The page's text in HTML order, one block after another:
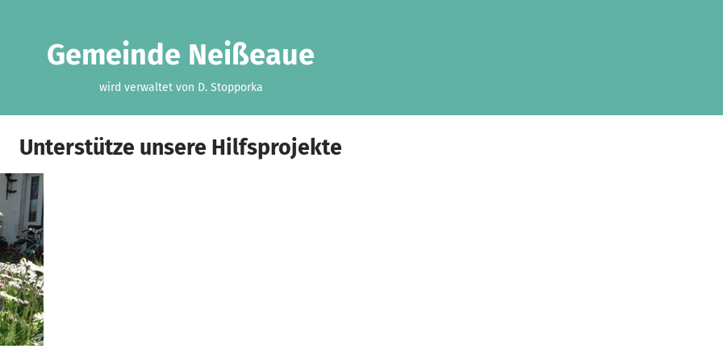
Gemeinde Neißeaue
wird verwaltet von D. Stopporka
Unterstütze unsere Hilfsprojekte